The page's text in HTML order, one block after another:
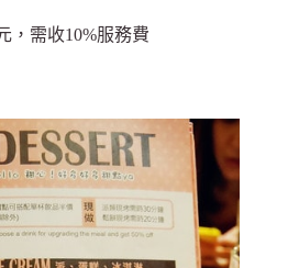
，需收10%服務費